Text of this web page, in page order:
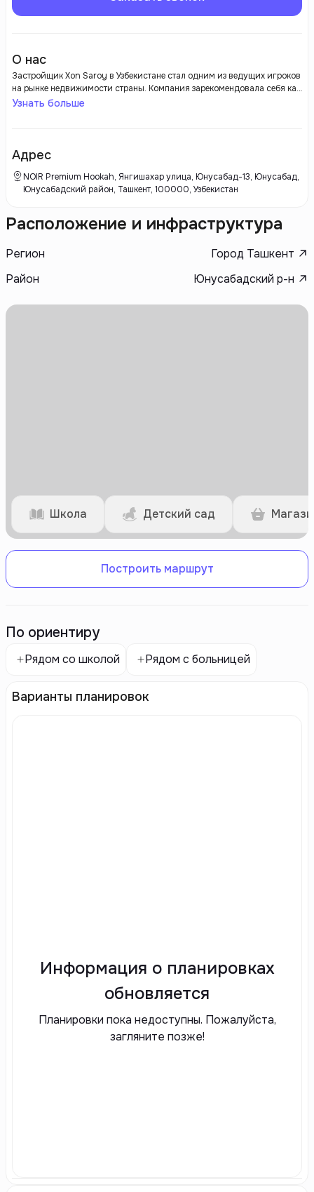
О нас
Застройщик Xon Saroy в Узбекистане стал одним из ведущих игроков
на рынке недвижимости страны. Компания зарекомендовала себя как
надежный партнер в области жилой и коммерческой застройки,
объектов, что делает их привлекательными не только с точки зрения
функциональности, но и эстетики.
Узнать больше
Адрес
NOIR Premium Hookah, Янгишахар улица, Юнусабад-13, Юнусабад,
Юнусабадский район, Ташкент, 100000, Узбекистан
Расположение и инфраструктура
Регион
Город Ташкент
Район
Юнусабадский р-н
Школа Детский сад
Построить маршрут
По ориентиру
Рядом со школой Рядом с больницей
Варианты планировок
Информация о планировках
обновляется
Планировки пока недоступны. Пожалуйста,
загляните позже!